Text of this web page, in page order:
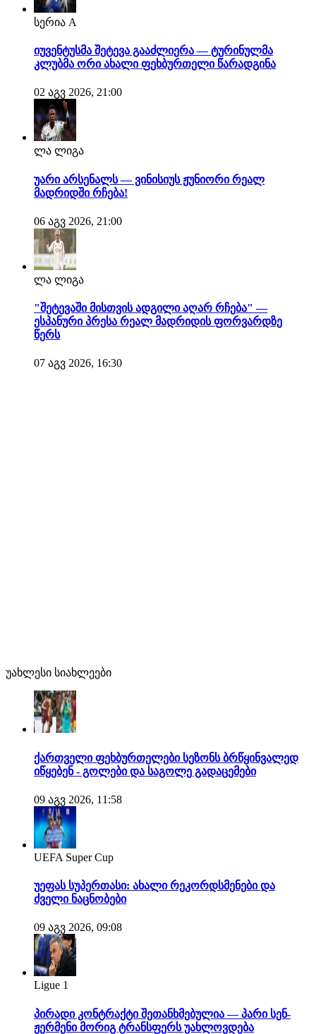
სერია A
იუვენტუსმა შეტევა გააძლიერა — ტურინულმა
კლუბმა ორი ახალი ფეხბურთელი წარადგინა
02 აგვ 2026, 21:00
ლა ლიგა
უარი არსენალს — ვინისიუს ჟუნიორი რეალ
მადრიდში რჩება!
06 აგვ 2026, 21:00
ლა ლიგა
"შეტევაში მისთვის ადგილი აღარ რჩება" —
ესპანური პრესა რეალ მადრიდის ფორვარდზე
წერს
07 აგვ 2026, 16:30
უახლესი სიახლეები
ქართველი ფეხბურთელები სეზონს ბრწყინვალედ
იწყებენ - გოლები და საგოლე გადაცემები
09 აგვ 2026, 11:58
UEFA Super Cup
უეფას სუპერთასი: ახალი რეკორდსმენები და
ძველი ნაცნობები
09 აგვ 2026, 09:08
Ligue 1
პირადი კონტრაქტი შეთანხმებულია — პარი სენ-
ჟერმენი მორიგ ტრანსფერს უახლოვდება